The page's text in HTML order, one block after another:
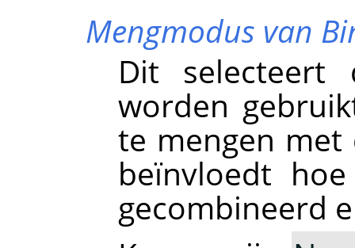
Mengmodus van
Dit selecteert
worden
te mengen met
beïnvloedt
gecombineerd